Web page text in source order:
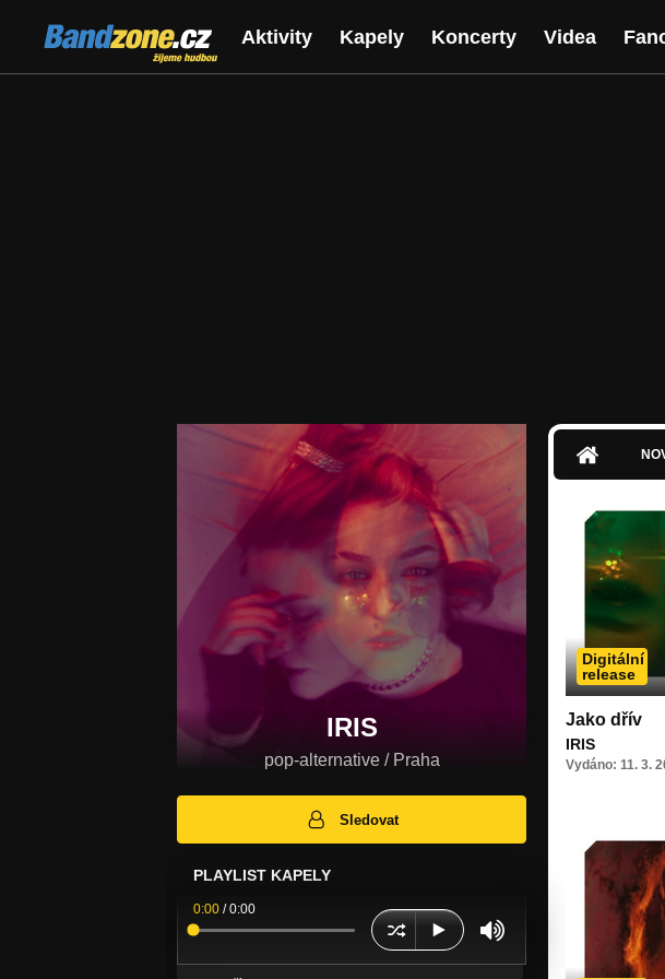
Bandzone.cz
žijeme hudbou
Aktivity Kapely Koncerty Videa
IRIS
pop-alternative / Praha
Sledovat
PLAYLIST KAPELY
0:00 /0:00
Digitální
release
Jako dřív
IRIS
Vydáno: 11. 3.